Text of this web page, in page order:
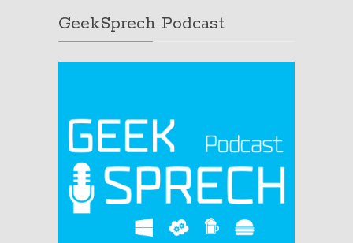
GeekSprech Podcast